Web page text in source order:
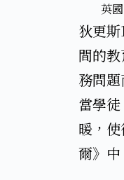
英
狄更
間的
務問
當學
暖，
爾》